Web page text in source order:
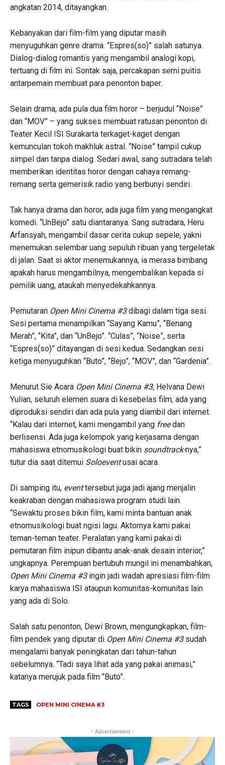
angkatan 2014, ditayangkan.
Kebanyakan dari film-film yang diputar masih
menyuguhkan genre drama. “Espres(so)” salah satunya.
Dialog-dialog romantis yang mengambil analogi kopi,
tertuang di film ini. Sontak saja, percakapan semi puitis
antarpemain membuat para penonton baper.
Selain drama, ada pula dua film horor – berjudul “Noise”
dan “MOV” – yang sukses membuat ratusan penonton di
Teater Kecil ISI Surakarta terkaget-kaget dengan
kemunculan tokoh makhluk astral. “Noise” tampil cukup
simpel dan tanpa dialog. Sedari awal, sang sutradara telah
memberikan identitas horor dengan cahaya remang-
remang serta gemerisik radio yang berbunyi sendiri.
Tak hanya drama dan horor, ada juga film yang mengangkat
komedi. “UnBejo” satu diantaranya. Sang sutradara, Heru
Arfansyah, mengambil dasar cerita cukup sepele, yakni
menemukan selembar uang sepuluh ribuan yang tergeletak
di jalan. Saat si aktor menemukannya, ia merasa bimbang
apakah harus mengambilnya, mengembalikan kepada si
pemilik uang, ataukah menyedekahkannya.
Pemutaran Open Mini Cinema #3dibagi dalam tiga sesi.
Sesi pertama menampilkan “Sayang Kamu”, “Benang
Merah”, “Kita”, dan “UnBejo”. “Culas”, “Noise”, serta
“Espres(so)” ditayangan di sesi kedua. Sedangkan sesi
ketiga menyuguhkan “Buto”, “Bejo”, “MOV”, dan “Gardenia”.
Menurut Sie Acara Open Mini Cinema #3, Helvana Dewi
Yulian, seluruh elemen suara di kesebelas film, ada yang
diproduksi sendiri dan ada pula yang diambil dari internet.
“Kalau dari internet, kami mengambil yang freedan
berlisensi. Ada juga kelompok yang kerjasama dengan
mahasiswa etnomusikologi buat bikin soundtrack-nya,”
tutur dia saat ditemui Soloeventusai acara.
Di samping itu, eventtersebut juga jadi ajang menjalin
keakraban dengan mahasiswa program studi lain.
“Sewaktu proses bikin film, kami minta bantuan anak
etnomusikologi buat ngisi lagu. Aktornya kami pakai
teman-teman teater. Peralatan yang kami pakai di
pemutaran film inipun dibantu anak-anak desain interior,”
ungkapnya. Perempuan bertubuh mungil ini menambahkan,
Open Mini Cinema #3 ingin jadi wadah apresiasi film-film
karya mahasiswa ISI ataupun komunitas-komunitas lain
yang ada di Solo.
Salah satu penonton, Dewi Brown, mengungkapkan, film-
film pendek yang diputar di Open Mini Cinema #3 sudah
mengalami banyak peningkatan dari tahun-tahun
sebelumnya. “Tadi saya lihat ada yang pakai animasi,”
katanya merujuk pada film “Buto”.
TAGS OPEN MINI CINEMA #3
- Advertisement -